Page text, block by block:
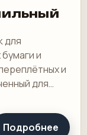
для
и
и
для
в
Подробнее